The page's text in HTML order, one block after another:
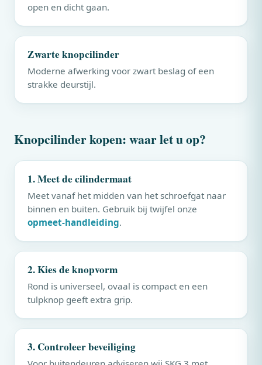
open en dicht gaan.
Zwarte knopcilinder
Moderne afwerking voor zwart beslag of een
strakke deurstijl.
Knopcilinder kopen: waar let u op?
1. Meet de cilindermaat
Meet vanaf het midden van het schroefgat naar
binnen en buiten. Gebruik bij twijfel onze
opmeet-handleiding.
2. Kies de knopvorm
Rond is universeel, ovaal is compact en een
tulpknop geeft extra grip.
3. Controleer beveiliging